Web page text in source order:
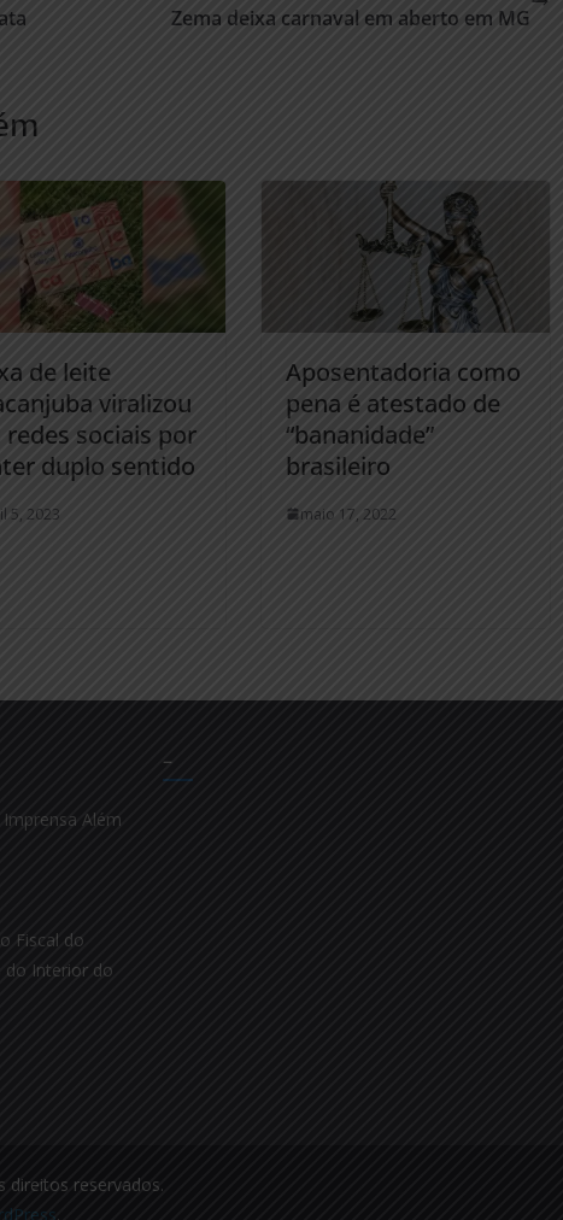
Zema deixa carnaval em aberto em MG
de leite
viralizou
redes sociais por
duplo sentido
5, 2023
Aposentadoria como
pena é atestado de
“bananidade”
brasileiro
maio 17, 2022
Além
Fiscal do
do Interior do
–
direitos reservados.
.